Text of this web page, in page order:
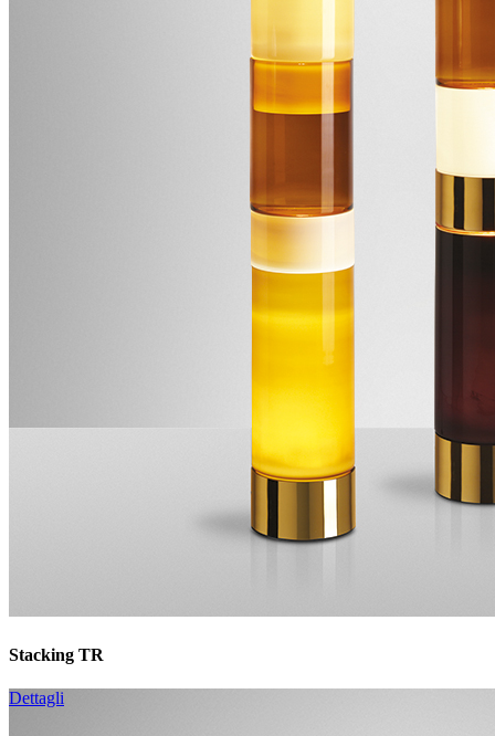
Stacking TR
Dettagli